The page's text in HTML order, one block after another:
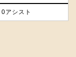
0アシスト